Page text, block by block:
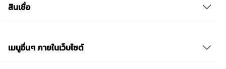
สินเชื่อ
เมนูอื่นๆ ภายในเว็บไซต์